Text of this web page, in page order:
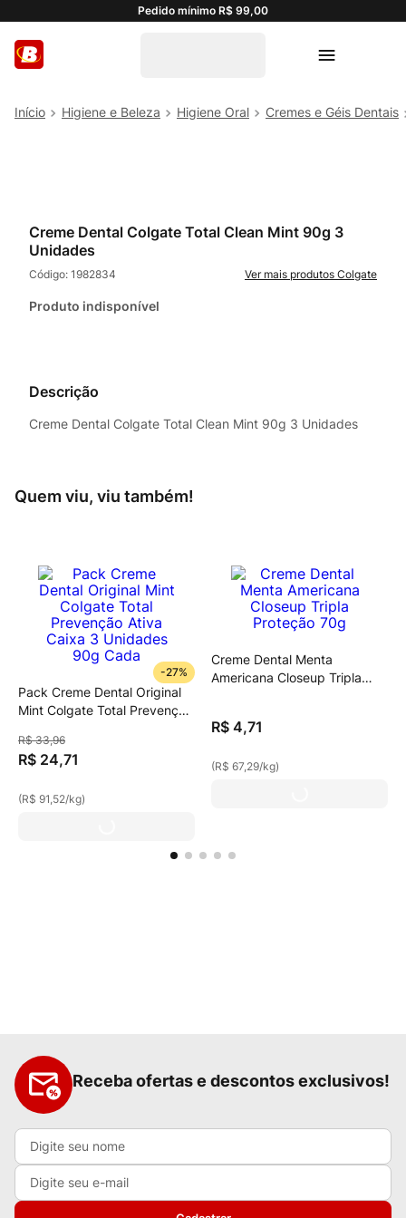
Pedido mínimo R$ 99,00
Higiene e Beleza Higiene Oral Cremes e Géis Dentais
Creme Dental Colgate Total Clean Mint 90g 3
Unidades
Código: 1982834 Colgate
Produto indisponível
Descrição
Creme Dental Colgate Total Clean Mint 90g 3 Unidades
Quem viu, viu também!
-27%
Pack Creme Dental Original
Mint Colgate Total Prevenção
Cada
R$ 33,96
R$ 24,71
(R$ 91,52/kg)
Creme Dental Menta
Americana Closeup Tripla
R$ 4,71
(R$ 67,29/kg)
Receba ofertas e descontos exclusivos!